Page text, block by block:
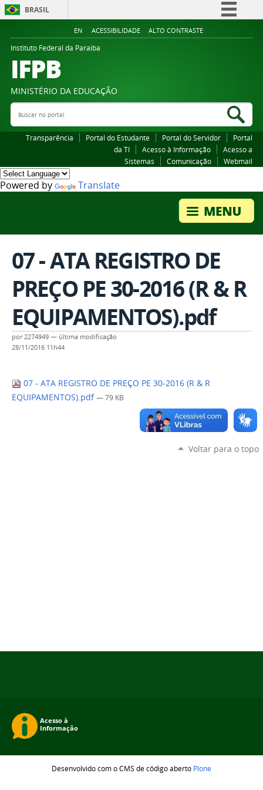
BRASIL
Simplifique!
Legislação
EN ACESSIBILIDADE ALTO CONTRASTE
Instituto Federal da Paraiba
IFPB
MINISTÉRIO DA EDUCAÇÃO
Buscar no portal
Transparência Portal do Estudante Portal do Servidor
Portal
da TI
Acesso à Informação
Acesso a
Sistemas
Comunicação Webmail
Powered by Translate
07 - ATA REGISTRO DE
PREÇO PE 30-2016 (R & R
EQUIPAMENTOS).pdf
por2274949 — última modificação
28/11/2016 11h44
07 - ATA REGISTRO DE PREÇO PE 30-2016 (R & R
EQUIPAMENTOS).pdf — 79 KB
Voltar para o topo
Desenvolvido com o CMS de código aberto Plone